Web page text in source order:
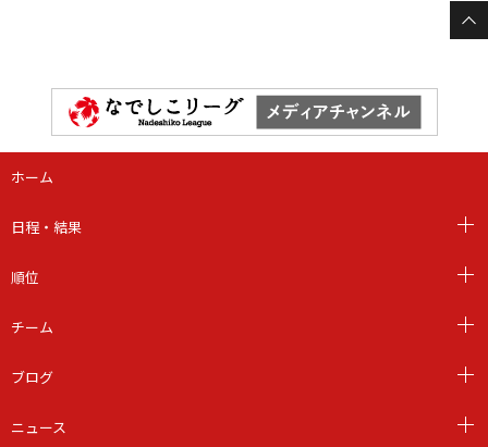
ホーム
日程・結果
順位
チーム
ブログ
ニュース